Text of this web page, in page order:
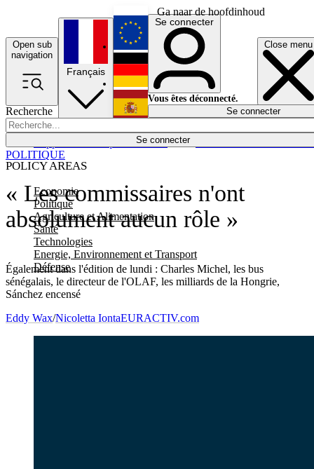
Ga naar de hoofdinhoud
Open sub
navigation
Close menu
Recherche
Se connecter
POLICY AREAS
Economie
Politique
Agriculture et Alimentation
Santé
Technologies
Energie, Environnement et Transport
Défense
Économie
Français
English
Deutsch
Español
Se connecter
Vous êtes déconnecté.
Se connecter
« Les commissaires n'ont
absolument aucun rôle »
Également dans l'édition de lundi : Charles Michel, les bus
sénégalais, le directeur de l'OLAF, les milliards de la Hongrie,
Sánchez encensé
POLITIQUE
Eddy Wax/Nicoletta IontaEURACTIV.com